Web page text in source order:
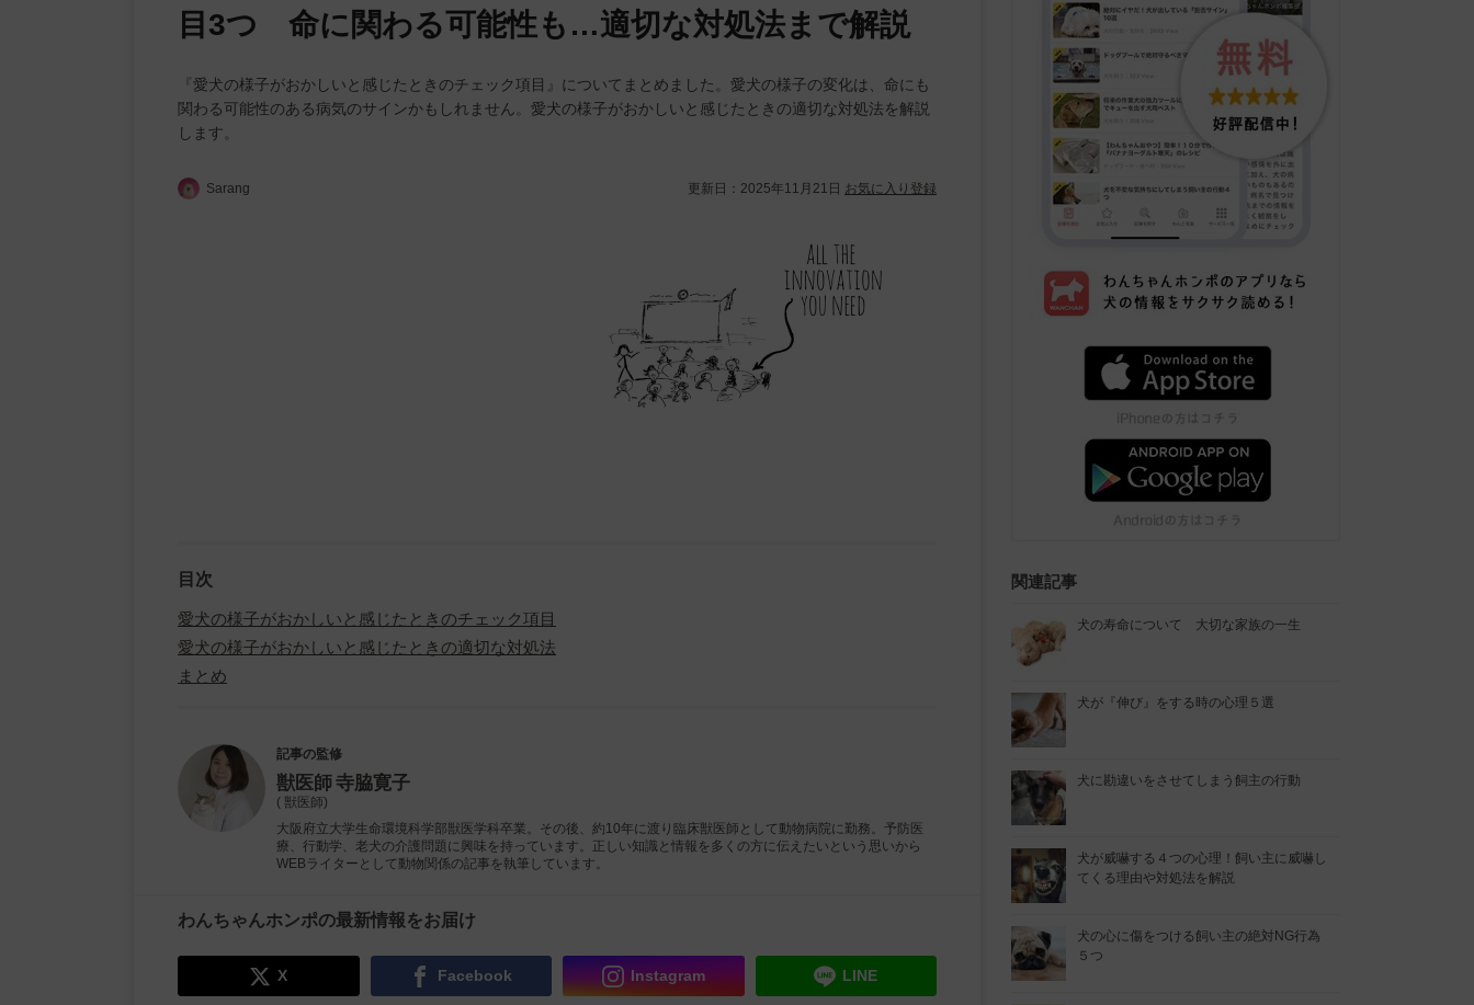
目3つ 命に関わる可能性も…適切な対処法まで解説
『愛犬の様子がおかしいと感じたときのチェック項目』についてまとめました。愛犬の様子の変化は、命にも
関わる可能性のある病気のサインかもしれません。愛犬の様子がおかしいと感じたときの適切な対処法を解説
します。
Sarang 更新日： 2025年11月21日 お気に入り登録
目次
愛犬の様子がおかしいと感じたときのチェック項目
愛犬の様子がおかしいと感じたときの適切な対処法
まとめ
記事の監修
獣医師寺脇寛子
( 獣医師)
大阪府立大学生命環境科学部獣医学科卒業。その後、約10年に渡り臨床獣医師として動物病院に勤務。予防医
療、行動学、老犬の介護問題に興味を持っています。正しい知識と情報を多くの方に伝えたいという思いから
WEBライターとして動物関係の記事を執筆しています。
わんちゃんホンポの最新情報をお届け
X Facebook Instagram LINE
関連記事
犬の寿命について 大切な家族の一生
犬が『伸び』をする時の心理５選
犬に勘違いをさせてしまう飼主の行動
犬が威嚇する４つの心理！飼い主に威嚇し
てくる理由や対処法を解説
犬の心に傷をつける飼い主の絶対NG行為
５つ